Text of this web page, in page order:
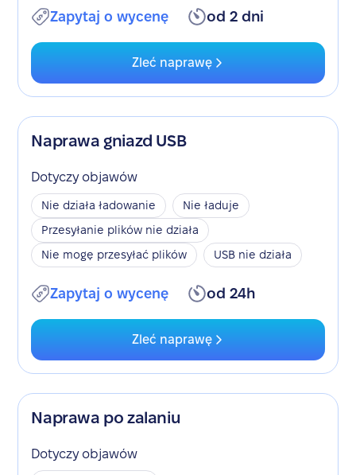
Zapytaj o wycenę od 2 dni
Zleć naprawę
Naprawa gniazd USB
Dotyczy objawów
Nie działa ładowanie
Nie ładuje
Przesyłanie plików nie działa
Nie mogę przesyłać plików
USB nie działa
Zapytaj o wycenę od 24h
Zleć naprawę
Naprawa po zalaniu
Dotyczy objawów